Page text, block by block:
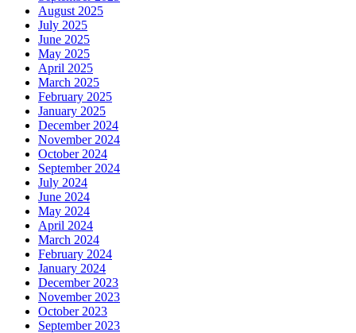
August 2025
July 2025
June 2025
May 2025
April 2025
March 2025
February 2025
January 2025
December 2024
November 2024
October 2024
September 2024
July 2024
June 2024
May 2024
April 2024
March 2024
February 2024
January 2024
December 2023
November 2023
October 2023
September 2023